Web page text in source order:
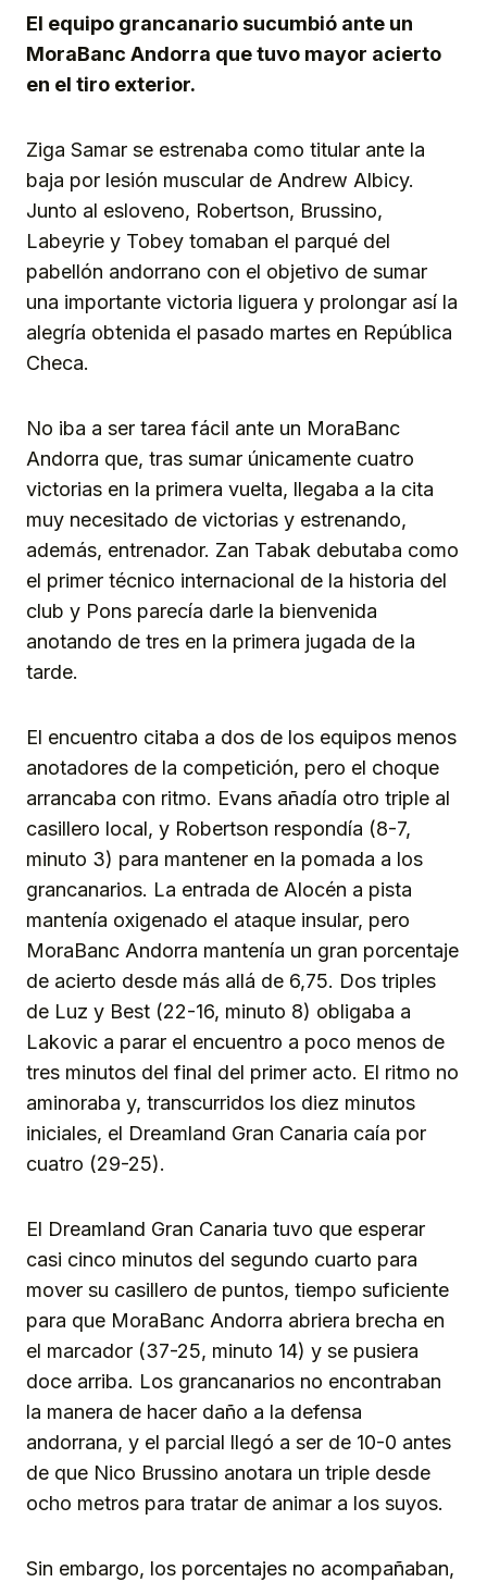
El equipo grancanario sucumbió ante un
MoraBanc Andorra que tuvo mayor acierto
en el tiro exterior.
Ziga Samar se estrenaba como titular ante la
baja por lesión muscular de Andrew Albicy.
Junto al esloveno, Robertson, Brussino,
Labeyrie y Tobey tomaban el parqué del
pabellón andorrano con el objetivo de sumar
una importante victoria liguera y prolongar así la
alegría obtenida el pasado martes en República
Checa.
No iba a ser tarea fácil ante un MoraBanc
Andorra que, tras sumar únicamente cuatro
victorias en la primera vuelta, llegaba a la cita
muy necesitado de victorias y estrenando,
además, entrenador. Zan Tabak debutaba como
el primer técnico internacional de la historia del
club y Pons parecía darle la bienvenida
anotando de tres en la primera jugada de la
tarde.
El encuentro citaba a dos de los equipos menos
anotadores de la competición, pero el choque
arrancaba con ritmo. Evans añadía otro triple al
casillero local, y Robertson respondía (8-7,
minuto 3) para mantener en la pomada a los
grancanarios. La entrada de Alocén a pista
mantenía oxigenado el ataque insular, pero
MoraBanc Andorra mantenía un gran porcentaje
de acierto desde más allá de 6,75. Dos triples
de Luz y Best (22-16, minuto 8) obligaba a
Lakovic a parar el encuentro a poco menos de
tres minutos del final del primer acto. El ritmo no
aminoraba y, transcurridos los diez minutos
iniciales, el Dreamland Gran Canaria caía por
cuatro (29-25).
El Dreamland Gran Canaria tuvo que esperar
casi cinco minutos del segundo cuarto para
mover su casillero de puntos, tiempo suficiente
para que MoraBanc Andorra abriera brecha en
el marcador (37-25, minuto 14) y se pusiera
doce arriba. Los grancanarios no encontraban
la manera de hacer daño a la defensa
andorrana, y el parcial llegó a ser de 10-0 antes
de que Nico Brussino anotara un triple desde
ocho metros para tratar de animar a los suyos.
Sin embargo, los porcentajes no acompañaban,